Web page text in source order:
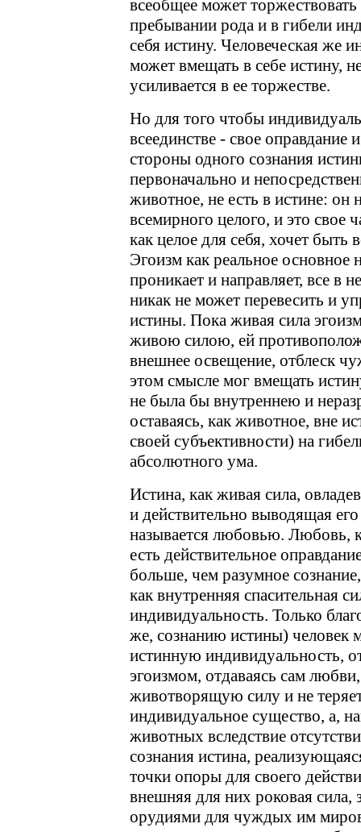
всеобщее может
пребывании рода и в гибели
себя истину. Человеческая же
может вмещать в себе истину,
усиливается в ее торжестве.
Но для того чтобы
всеединстве - свое оправдание
стороны одного сознания
первоначально и
животное, не есть в истине: он
всемирного целого, и это свое
как целое для себя, хочет быть
Эгоизм как реальное
проникает и направляет, все в
никак не может перевесить и
истины. Пока живая сила
живою силою, ей
внешнее освещение, отблеск
этом смысле мог вмещать
не была бы внутреннею и
оставаясь, как животное, вне
своей субъективности) на
абсолютного ума.
Истина, как живая сила,
и действительно выводящая
называется любовью. Любовь,
есть действительное
больше, чем разумное
как внутренняя спасительная
индивидуальность. Только
же, сознанию истины) человек
истинную индивидуальность,
эгоизмом, отдаваясь сам
животворящую силу и не
индивидуальное существо, а,
животных вследствие
сознания истина,
точки опоры для своего
внешняя для них роковая
орудиями для чуждых им